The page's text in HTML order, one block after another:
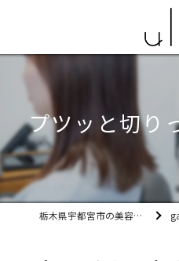
プツッと切り
栃木県宇都宮市の美容室ult